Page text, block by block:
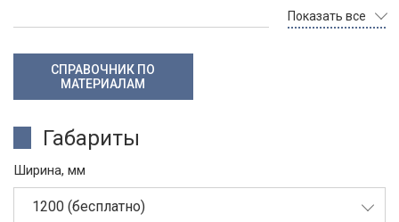
Показать все
СПРАВОЧНИК ПО
МАТЕРИАЛАМ
Габариты
Ширина, мм
1200 (бесплатно)